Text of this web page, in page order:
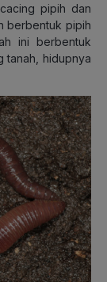
pipih dan
berbentuk pipih
ini berbentuk
tanah, hidupnya